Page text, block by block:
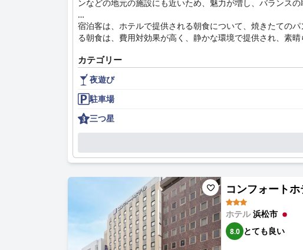
ンなどの地元の施設にも近いため、魅力が増し、バランス
宿泊客は、ホテルで提供される朝食について、焼きたての
る朝食は、費用対効果が高く、静かな環境で提供され、素晴
ホテル・ソリッソ浜松の客室は、清潔で快適、手入れが行
の広さや設備の古さなど、多少の問題はあるものの、客室
スできる体験をさらに高めています。
清潔さは際立った特徴であり、客室の清潔さと毎日の優れ
る優れたサービスで、お客様の体験をさらに向上させてい
です。
ただし、ホテルの無料Wi-Fiサービスは改善の余地があり、
ませんでした。
全体として、ホテル・ソリッソ浜松は、非常に便利で快適
Fiサービスには改善の余地があります。
カテゴリー
夜遊び
駐車場
三つ星
コンフォート
ホテル浜松市
8.0 とても良い